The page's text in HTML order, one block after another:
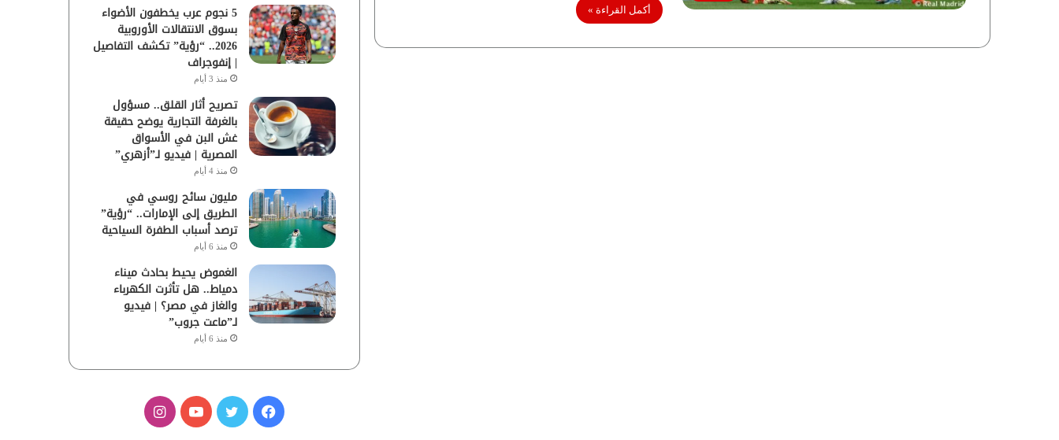
أكمل القراءة » 5 نجوم عرب يخطفون الأضواء
بسوق الانتقالات الأوروبية
2026.. “رؤية” تكشف التفاصيل
| إنفوجراف
منذ 3 أيام
تصريح أثار القلق.. مسؤول
بالغرفة التجارية يوضح حقيقة
غش البن في الأسواق
المصرية | فيديو لـ”أزهري”
منذ 4 أيام
مليون سائح روسي في
الطريق إلى الإمارات.. “رؤية”
ترصد أسباب الطفرة السياحية
منذ 6 أيام
الغموض يحيط بحادث ميناء
دمياط.. هل تأثرت الكهرباء
والغاز في مصر؟ | فيديو
لـ”ماعت جروب”
منذ 6 أيام
ف
ا